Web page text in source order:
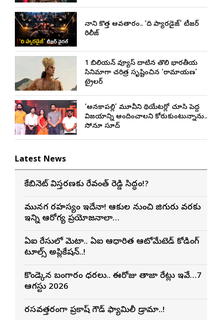
నాని కొత్త అవతారం.. ‘ది ప్యారడైజ్’ టీజర్
రిలీజ్
1 బిలియన్ వ్యూస్ దాటిన తొలి భారతీయ
సినిమాగా చరిత్ర సృష్టించిన ‘రామాయణ’
ట్రైలర్
‘అనకాపల్లి’ మూవీని థియేటర్లో చూసి పెద్ద
విజయాన్ని అందించాలని కోరుకుంటున్నాను..
సోనూ సూద్
Latest News
కేబినెట్ విస్తరణకు రేవంత్ రెడ్డి సిద్ధం!?
మునగ రహస్యం ఇదేనా! ఆకుల నుంచి జిగురు వరకు
ఇన్ని ఆరోగ్య ప్రయోజనాలా…
ఏఐ రేసులో మెటా.. ఏఐ ఆధారిత ఆటోమేటెడ్ కోడింగ్
టూల్స్ అప్లికేషన్..!
కొండెక్కిన బంగారం ధరలు.. ఈరోజు తాజా రేట్లు ఇవే…7
ఆగస్టు 2026
రసవత్తరంగా ప్రకాష్ గౌడ్ ఫ్యామిలీ డ్రామా..!